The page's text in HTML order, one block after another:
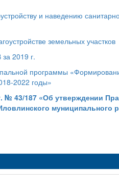
и наведению
земельных участков
2019 г.
программы
2022 годы»
№ 43/187 «Об утверждении
муниципального